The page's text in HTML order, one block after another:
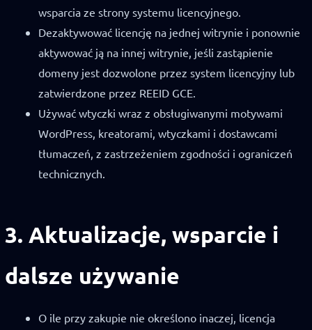
wsparcia ze strony systemu licencyjnego.
Dezaktywować licencję na jednej witrynie i ponownie
aktywować ją na innej witrynie, jeśli zastąpienie
domeny jest dozwolone przez system licencyjny lub
zatwierdzone przez REEID GCE.
Używać wtyczki wraz z obsługiwanymi motywami
WordPress, kreatorami, wtyczkami i dostawcami
tłumaczeń, z zastrzeżeniem zgodności i ograniczeń
technicznych.
3. Aktualizacje, wsparcie i
dalsze używanie
O ile przy zakupie nie określono inaczej, licencja